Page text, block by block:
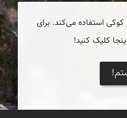
استفاده می‌کند. برای
کلیک کنید!